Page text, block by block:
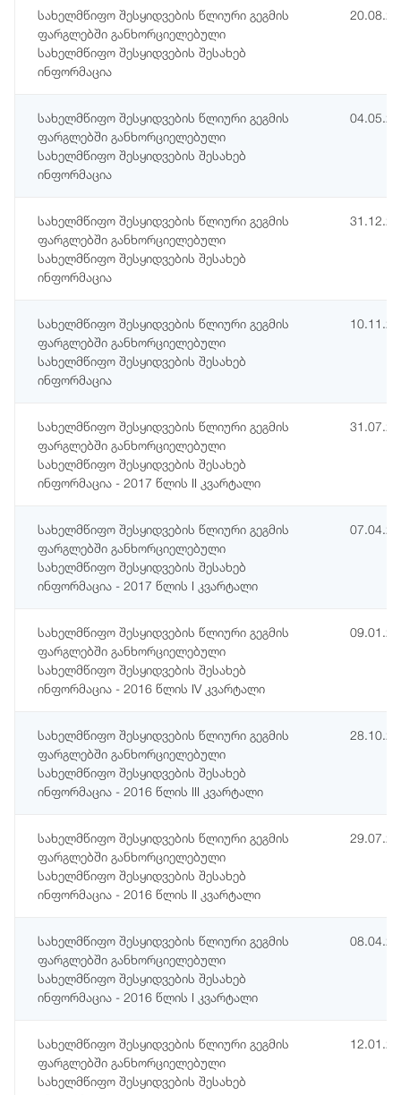
სახელმწიფო შესყიდვების წლიური გეგმის
ფარგლებში განხორციელებული
სახელმწიფო შესყიდვების შესახებ
ინფორმაცია
სახელმწიფო შესყიდვების წლიური გეგმის
ფარგლებში განხორციელებული
სახელმწიფო შესყიდვების შესახებ
ინფორმაცია
სახელმწიფო შესყიდვების წლიური გეგმის
ფარგლებში განხორციელებული
სახელმწიფო შესყიდვების შესახებ
ინფორმაცია
სახელმწიფო შესყიდვების წლიური გეგმის
ფარგლებში განხორციელებული
სახელმწიფო შესყიდვების შესახებ
ინფორმაცია
სახელმწიფო შესყიდვების წლიური გეგმის
ფარგლებში განხორციელებული
სახელმწიფო შესყიდვების შესახებ
ინფორმაცია - 2017 წლის II კვარტალი
სახელმწიფო შესყიდვების წლიური გეგმის
ფარგლებში განხორციელებული
სახელმწიფო შესყიდვების შესახებ
ინფორმაცია - 2017 წლის I კვარტალი
სახელმწიფო შესყიდვების წლიური გეგმის
ფარგლებში განხორციელებული
სახელმწიფო შესყიდვების შესახებ
ინფორმაცია - 2016 წლის IV კვარტალი
სახელმწიფო შესყიდვების წლიური გეგმის
ფარგლებში განხორციელებული
სახელმწიფო შესყიდვების შესახებ
ინფორმაცია - 2016 წლის III კვარტალი
სახელმწიფო შესყიდვების წლიური გეგმის
ფარგლებში განხორციელებული
სახელმწიფო შესყიდვების შესახებ
ინფორმაცია - 2016 წლის II კვარტალი
სახელმწიფო შესყიდვების წლიური გეგმის
ფარგლებში განხორციელებული
სახელმწიფო შესყიდვების შესახებ
ინფორმაცია - 2016 წლის I კვარტალი
სახელმწიფო შესყიდვების წლიური გეგმის
ფარგლებში განხორციელებული
სახელმწიფო შესყიდვების შესახებ